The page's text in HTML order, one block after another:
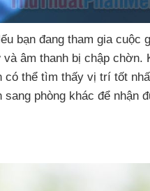
bạn đang tham gia cuộc
và âm thanh bị chập chờn.
có thể tìm thấy vị trí tốt
sang phòng khác để nhận